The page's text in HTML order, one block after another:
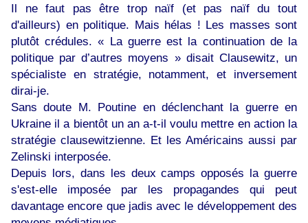
Il ne faut pas être trop naïf (et pas naïf du tout
d'ailleurs) en politique. Mais hélas ! Les masses sont
plutôt crédules. « La guerre est la continuation de la
politique par d’autres moyens » disait Clausewitz, un
spécialiste en stratégie, notamment, et inversement
dirai-je.
Sans doute M. Poutine en déclenchant la guerre en
Ukraine il a bientôt un an a-t-il voulu mettre en action la
stratégie clausewitzienne. Et les Américains aussi par
Zelinski interposée.
Depuis lors, dans les deux camps opposés la guerre
s'est-elle imposée par les propagandes qui peut
davantage encore que jadis avec le développement des